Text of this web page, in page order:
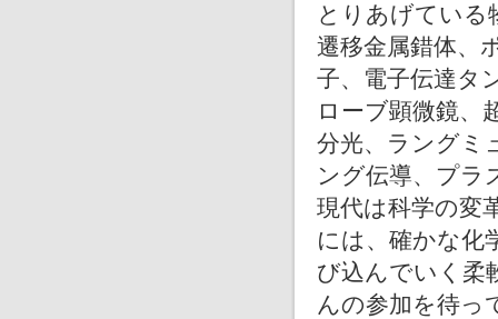
とりあげている
遷移金属錯体、
子、電子伝達タ
ローブ顕微鏡、
分光、ラングミ
ング伝導、プラ
現代は科学の変
には、確かな化
び込んでいく柔
んの参加を待っ